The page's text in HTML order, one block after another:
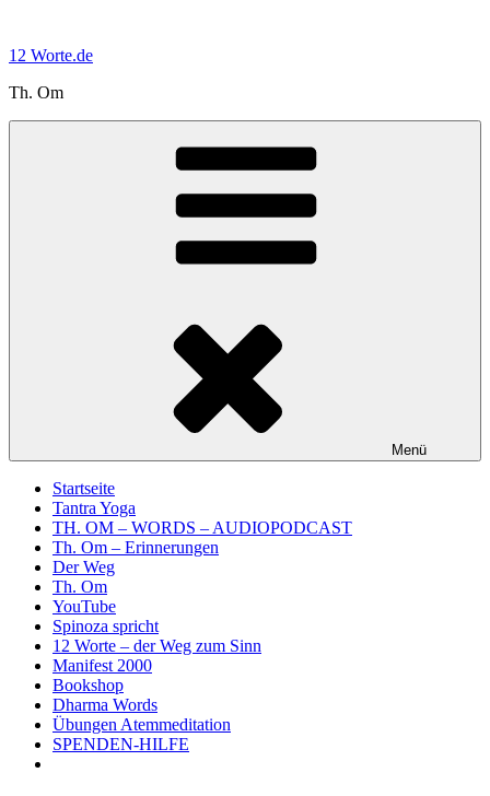
springen
12 Worte.de
Th. Om
Menü
Startseite
Tantra Yoga
TH. OM – WORDS – AUDIOPODCAST
Th. Om – Erinnerungen
Der Weg
Th. Om
YouTube
Spinoza spricht
12 Worte – der Weg zum Sinn
Manifest 2000
Bookshop
Dharma Words
Übungen Atemmeditation
SPENDEN-HILFE